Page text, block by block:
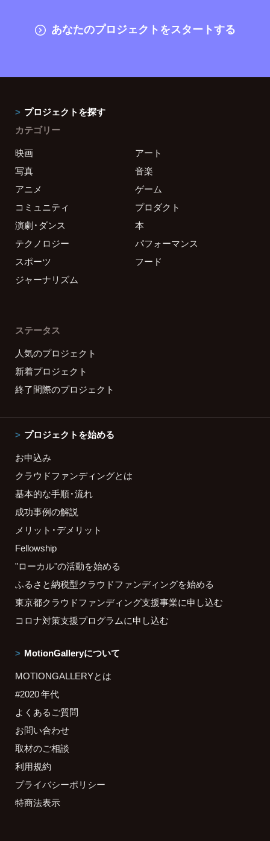
あなたのプロジェクトをスタートする
プロジェクトを探す
カテゴリー
映画
アート
写真
音楽
アニメ
ゲーム
コミュニティ
プロダクト
演劇・ダンス
本
テクノロジー
パフォーマンス
スポーツ
フード
ジャーナリズム
ステータス
人気のプロジェクト
新着プロジェクト
終了間際のプロジェクト
プロジェクトを始める
お申込み
クラウドファンディングとは
基本的な手順・流れ
成功事例の解説
メリット・デメリット
Fellowship
"ローカル"の活動を始める
ふるさと納税型クラウドファンディングを始める
東京都クラウドファンディング支援事業に申し込む
コロナ対策支援プログラムに申し込む
MotionGalleryについて
MOTIONGALLERYとは
#2020 年代
よくあるご質問
お問い合わせ
取材のご相談
利用規約
プライバシーポリシー
特商法表示